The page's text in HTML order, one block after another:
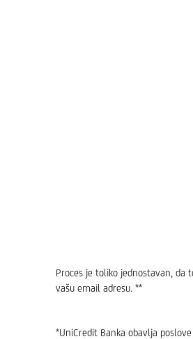
Proces je toliko jednostavan, da
vašu email adresu. **
*UniCredit Banka obavlja